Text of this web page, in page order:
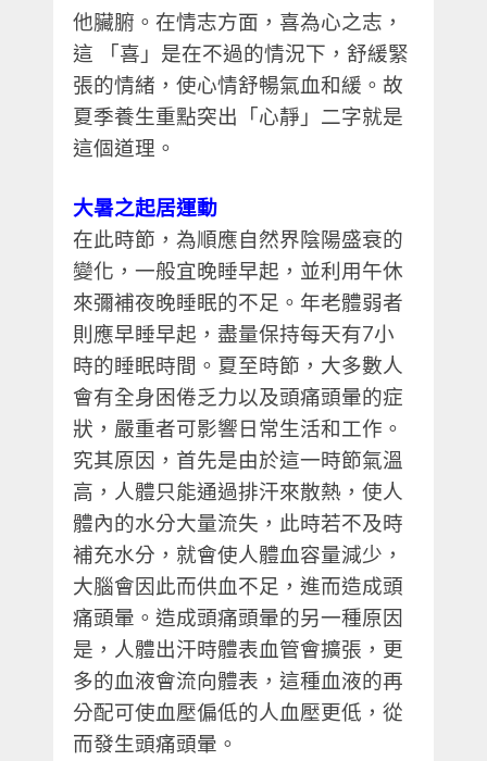
他臟腑。在情志方面，喜為心之志，
這
「喜」是在不過的情況下，舒緩緊
張的情緒，使心情舒暢氣血和緩。故
夏季養生重點突出「心靜」二字就是
這個道理。
大暑之起居運動
在此時節，為順應自然界陰陽盛衰的
變化，一般宜晚睡早起，並利用午休
來彌補夜晚睡眠的不足。年老體弱者
則應早睡早起，盡量保持每天有7小
時的睡眠時間。夏至時節，大多數人
會有全身困倦乏力以及頭痛頭暈的症
狀，嚴重者可影響日常生活和工作。
究其原因，首先是由於這一時節氣溫
高，人體只能通過排汗來散熱，使人
體內的水分大量流失，此時若不及時
補充水分，就會使人體血容量減少，
大腦會因此而供血不足，進而造成頭
痛頭暈。造成頭痛頭暈的另一種原因
是，人體出汗時體表血管會擴張，更
多的血液會流向體表，這種血液的再
分配可使血壓偏低的人血壓更低，從
而發生頭痛頭暈。